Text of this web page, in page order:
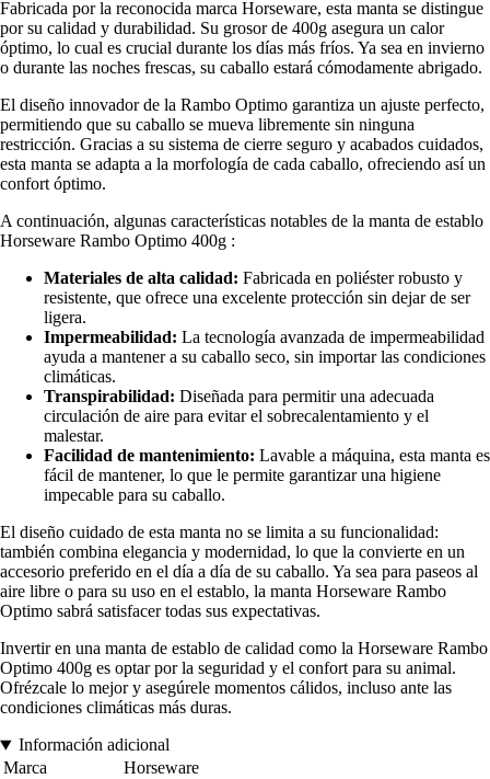
Fabricada por la reconocida marca Horseware, esta manta se distingue
por su calidad y durabilidad. Su grosor de 400g asegura un calor
óptimo, lo cual es crucial durante los días más fríos. Ya sea en invierno
o durante las noches frescas, su caballo estará cómodamente abrigado.
El diseño innovador de la Rambo Optimo garantiza un ajuste perfecto,
permitiendo que su caballo se mueva libremente sin ninguna
restricción. Gracias a su sistema de cierre seguro y acabados cuidados,
esta manta se adapta a la morfología de cada caballo, ofreciendo así un
confort óptimo.
A continuación, algunas características notables de la manta de establo
Horseware Rambo Optimo 400g :
Materiales de alta calidad: Fabricada en poliéster robusto y
resistente, que ofrece una excelente protección sin dejar de ser
ligera.
Impermeabilidad: La tecnología avanzada de impermeabilidad
ayuda a mantener a su caballo seco, sin importar las condiciones
climáticas.
Transpirabilidad: Diseñada para permitir una adecuada
circulación de aire para evitar el sobrecalentamiento y el
malestar.
Facilidad de mantenimiento: Lavable a máquina, esta manta es
fácil de mantener, lo que le permite garantizar una higiene
impecable para su caballo.
El diseño cuidado de esta manta no se limita a su funcionalidad:
también combina elegancia y modernidad, lo que la convierte en un
accesorio preferido en el día a día de su caballo. Ya sea para paseos al
aire libre o para su uso en el establo, la manta Horseware Rambo
Optimo sabrá satisfacer todas sus expectativas.
Invertir en una manta de establo de calidad como la Horseware Rambo
Optimo 400g es optar por la seguridad y el confort para su animal.
Ofrézcale lo mejor y asegúrele momentos cálidos, incluso ante las
condiciones climáticas más duras.
Información adicional
Marca
Horseware